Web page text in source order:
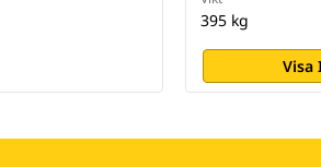
395 kg
Visa